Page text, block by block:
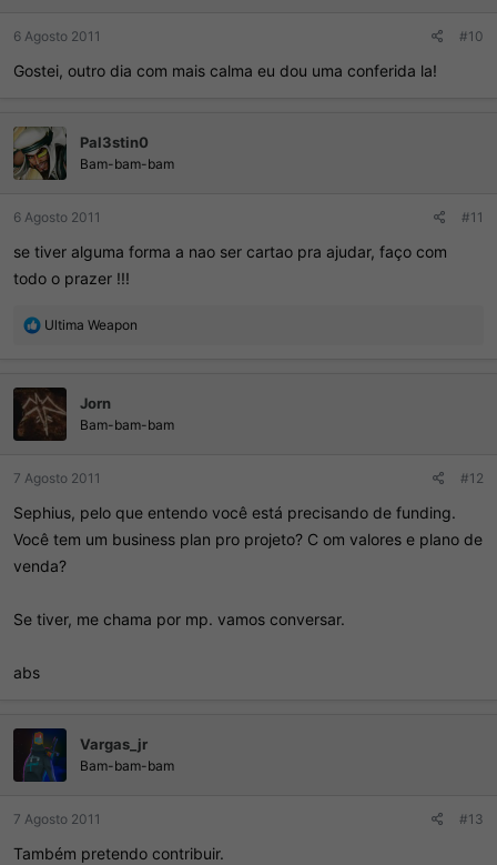
6 Agosto 2011
#10
Gostei, outro dia com mais calma eu dou uma conferida la!
Pal3stin0
Bam-bam-bam
6 Agosto 2011 #11
se tiver alguma forma a nao ser cartao pra ajudar, faço com
todo o prazer !!!
R
ç
õ
e
s
Ultima Weapon
Jorn
Bam-bam-bam
7 Agosto 2011 #12
Sephius, pelo que entendo você está precisando de funding.
Você tem um business plan pro projeto? C om valores e plano de
venda?
Se tiver, me chama por mp. vamos conversar.
abs
Vargas_jr
Bam-bam-bam
7 Agosto 2011 #13
Também pretendo contribuir.